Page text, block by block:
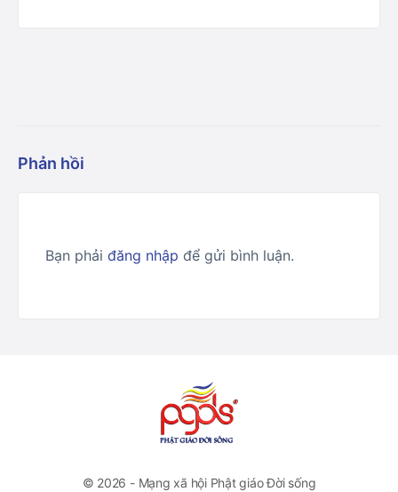
Phản hồi
Bạn phải đăng nhập để gửi bình luận.
© 2026 - Mạng xã hội Phật giáo Đời sống